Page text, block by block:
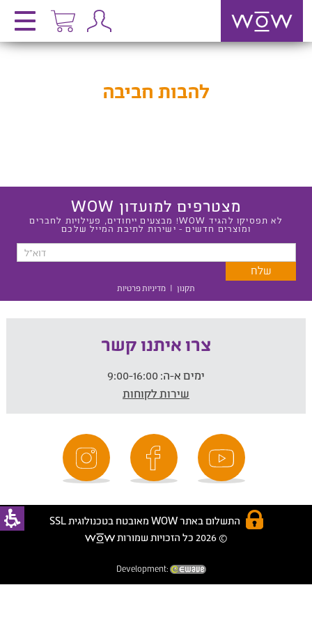
להבות חביבה
מצטרפים למועדון WOW
לא תפסיקו להגיד WOW! מבצעים ייחודים, פעילויות לחברים
ומוצרים חדשים - ישירות לתיבת המייל שלכם
תקנון | מדיניות פרטיות
צרו איתנו קשר
ימים א-ה:
שירות לקוחות
התשלום באתר WOW מאובטח בטכנולוגית SSL
© 2026 כל הזכויות שמורות
Development: